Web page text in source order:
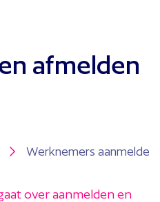
afmelden
Werknemers aanmelden
over aanmelden en